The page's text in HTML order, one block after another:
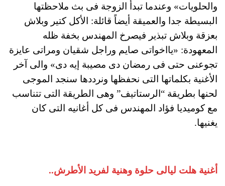
والحلويات» وعندما تبدأ الزوجة فى بث ملاحظتها
البسيطة جدا والعميقة أيضاً قائلة: الأكل كتير وبلاش
بعزقة وبلاش تبذير فيصرخ المهندس بخفة ظله
المعهودة: «يااخواتى صايم وراجل شقيان ومراتى عايزة
تجوعنى حتى فى رمضان دى مصيبة إيه دى» والى آخر
الأغنية بكلماتها التى نحفظها ونرددها سنجد الموجى
لحنها بطريقة “الرستاتيف” وهى الطريقة التى تتناسب
مع كوميديا فؤاد المهندس فى كل أغانيه التى كان
يغنيها.
أغنية هلت ليالى حلوة وهنية لفريد الأطرش..